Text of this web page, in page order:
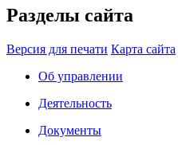
Разделы сайта
Версия для печати Карта сайта
Об управлении
Деятельность
Документы